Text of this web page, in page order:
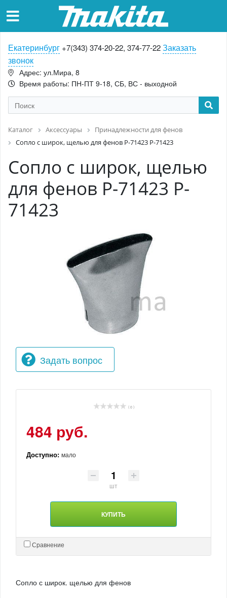
Екатеринбург +7(343) 374-20-22, 374-77-22Заказать
звонок
Адрес: ул.Мира, 8
Время работы: ПН-ПТ 9-18, СБ, ВС - выходной
Каталог Аксессуары
Принадлежности для фенов
Сопло с широк, щелью для фенов P-71423 P-71423
Сопло с широк, щелью
для фенов P-71423 P-
71423
Задать вопрос
( 0 )
484 руб.
Доступно: мало
шт
КУПИТЬ
Сравнение
Сопло с широк. щелью для фенов